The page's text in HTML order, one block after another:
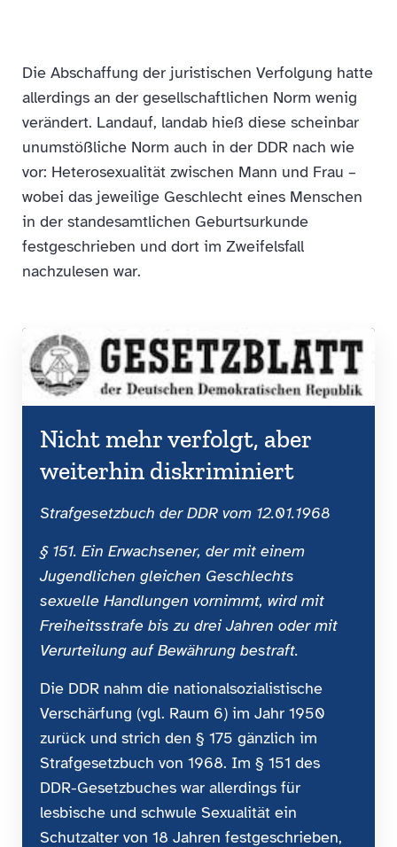
Die Abschaffung der juristischen Verfolgung hatte
allerdings an der gesellschaftlichen Norm wenig
verändert. Landauf, landab hieß diese scheinbar
unumstößliche Norm auch in der DDR nach wie
vor: Heterosexualität zwischen Mann und Frau –
wobei das jeweilige Geschlecht eines Menschen
in der standesamtlichen Geburtsurkunde
festgeschrieben und dort im Zweifelsfall
nachzulesen war.
Nicht mehr verfolgt, aber
weiterhin diskriminiert
Strafgesetzbuch der DDR vom 12.01.1968
§ 151. Ein Erwachsener, der mit einem
Jugendlichen gleichen Geschlechts
sexuelle Handlungen vornimmt, wird mit
Freiheitsstrafe bis zu drei Jahren oder mit
Verurteilung auf Bewährung bestraft.
Die DDR nahm die nationalsozialistische
Verschärfung (vgl. Raum 6) im Jahr 1950
zurück und strich den § 175 gänzlich im
Strafgesetzbuch von 1968. Im § 151 des
DDR-Gesetzbuches war allerdings für
lesbische und schwule Sexualität ein
Schutzalter von 18 Jahren festgeschrieben,